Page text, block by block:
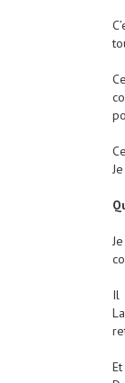
Il